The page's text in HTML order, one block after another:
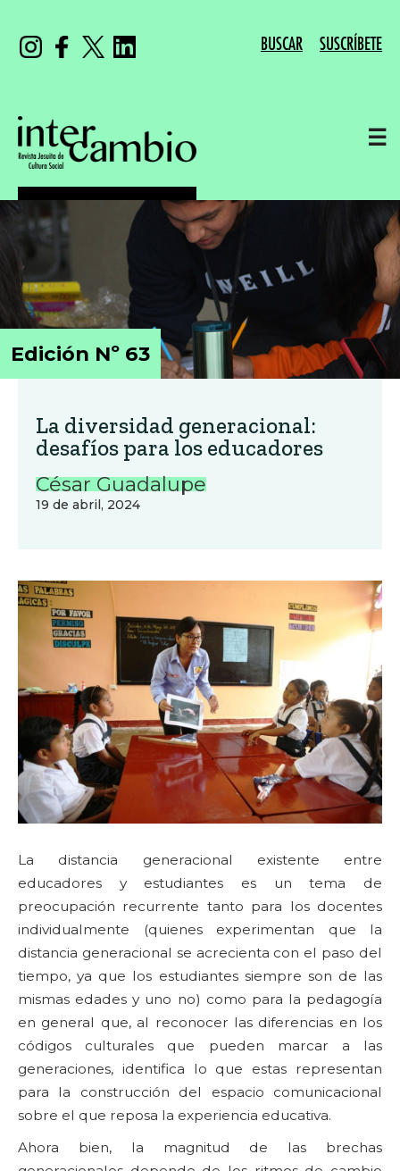
BUSCAR SUSCRÍBETE
☰
Edición Nº 63
La diversidad generacional:
desafíos para los educadores
César Guadalupe
19 de abril, 2024
La distancia generacional existente entre
educadores y estudiantes es un tema de
preocupación recurrente tanto para los docentes
individualmente (quienes experimentan que la
distancia generacional se acrecienta con el paso del
tiempo, ya que los estudiantes siempre son de las
mismas edades y uno no) como para la pedagogía
en general que, al reconocer las diferencias en los
códigos culturales que pueden marcar a las
generaciones, identifica lo que estas representan
para la construcción del espacio comunicacional
sobre el que reposa la experiencia educativa.
Ahora bien, la magnitud de las brechas